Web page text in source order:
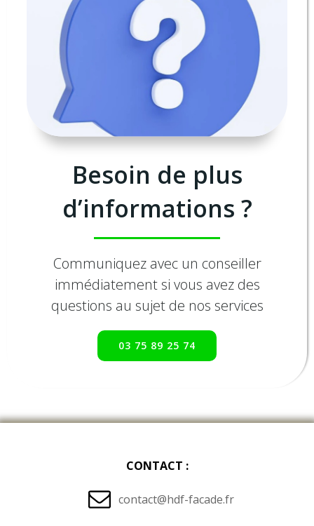
Besoin de plus
d’informations ?
Communiquez avec un conseiller
immédiatement si vous avez des
questions au sujet de nos services
03 75 89 25 74
CONTACT :
contact@hdf-facade.fr